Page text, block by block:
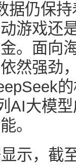
据仍保
游戏还
。面向
然强劲
AI大模
。
示，截